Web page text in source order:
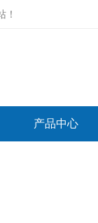
！
产品中心